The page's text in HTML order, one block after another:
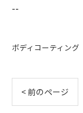
--
ボディコーティング
< 前のページ